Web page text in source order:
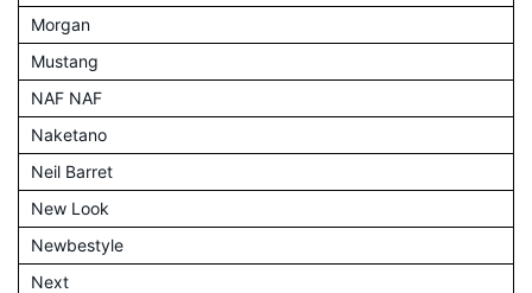
Morgan
Mustang
NAF NAF
Naketano
Neil Barret
New Look
Newbestyle
Next